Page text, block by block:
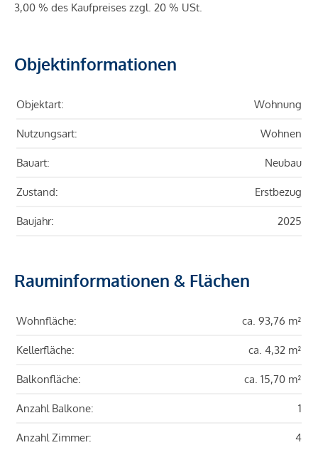
3,00 % des Kaufpreises zzgl. 20 % USt.
Objektinformationen
Objektart: Wohnung
Nutzungsart: Wohnen
Bauart: Neubau
Zustand: Erstbezug
Baujahr: 2025
Rauminformationen & Flächen
Wohnfläche: ca. 93,76 m²
Kellerfläche: ca. 4,32 m²
Balkonfläche: ca. 15,70 m²
Anzahl Balkone: 1
Anzahl Zimmer: 4